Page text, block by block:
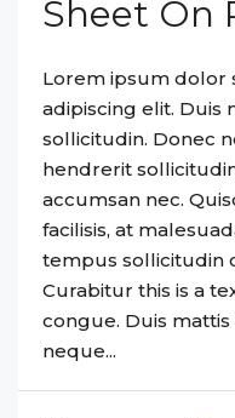
Sheet On
Lorem ipsum dolor
adipiscing elit. Duis
sollicitudin. Donec
hendrerit
accumsan nec.
facilisis, at
tempus sollicitudin
Curabitur this is a
congue. Duis
neque...